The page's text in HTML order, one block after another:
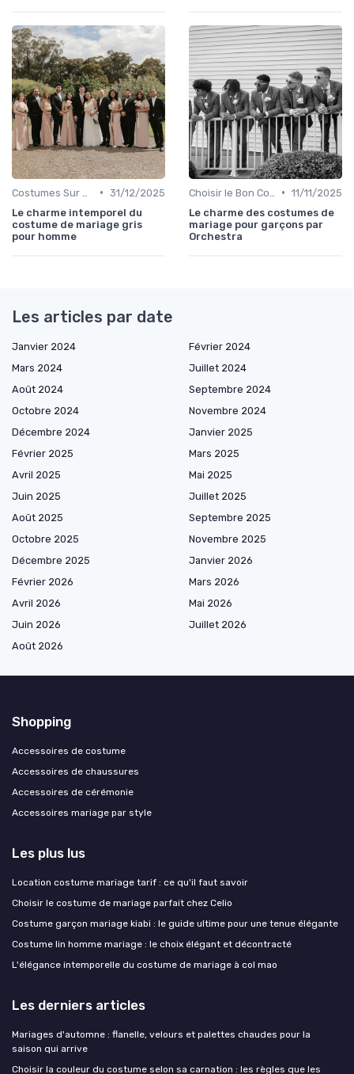
• 31/12/2025
Le charme intemporel du
costume de mariage gris
pour homme
• 11/11/2025
Le charme des costumes de
mariage pour garçons par
Orchestra
Les articles par date
Janvier 2024
Février 2024
Mars 2024
Juillet 2024
Août 2024
Septembre 2024
Octobre 2024
Novembre 2024
Décembre 2024
Janvier 2025
Février 2025
Mars 2025
Avril 2025
Mai 2025
Juin 2025
Juillet 2025
Août 2025
Septembre 2025
Octobre 2025
Novembre 2025
Décembre 2025
Janvier 2026
Février 2026
Mars 2026
Avril 2026
Mai 2026
Juin 2026
Juillet 2026
Août 2026
Shopping
Accessoires de costume
Accessoires de chaussures
Accessoires de cérémonie
Accessoires mariage par style
Les plus lus
Location costume mariage tarif : ce qu'il faut savoir
Choisir le costume de mariage parfait chez Celio
Costume garçon mariage kiabi : le guide ultime pour une tenue élégante
Costume lin homme mariage : le choix élégant et décontracté
L'élégance intemporelle du costume de mariage à col mao
Les derniers articles
Mariages d'automne : flanelle, velours et palettes chaudes pour la
saison qui arrive
Choisir la couleur du costume selon sa carnation : les règles que les